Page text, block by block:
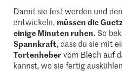
Damit sie fest werden und
entwickeln, müssen die
einige Minuten ruhen. So
Spannkraft, dass du sie mit
Tortenhebervom Blech auf
kannst, wo sie fertig